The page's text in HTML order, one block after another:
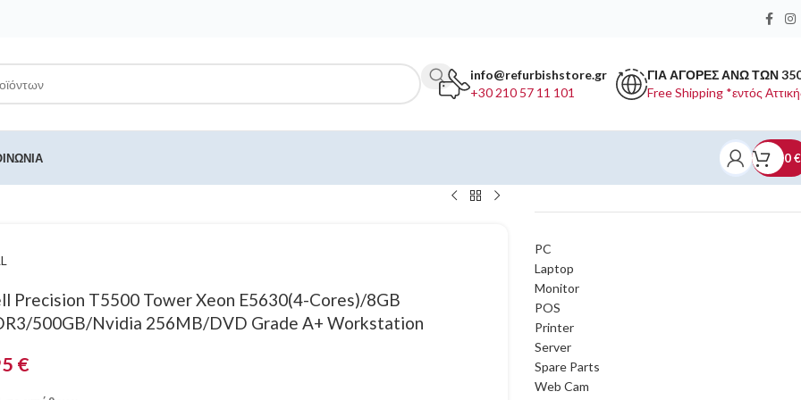
info@refurbishstore.gr
+30 210 57 11 101
ΓΙΑ ΑΓΟΡΕΣ ΑΝΩ ΤΩΝ
Free Shipping *εντός
0€
Precision T5500 Tower Xeon E5630(4-Cores)/8GB
500GB/Nvidia 256MB/DVD Grade A+ Workstation
€
PC
Laptop
Monitor
POS
Printer
Server
Spare Parts
Web Cam